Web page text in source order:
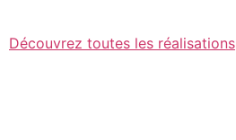
Découvrez toutes les réalisations